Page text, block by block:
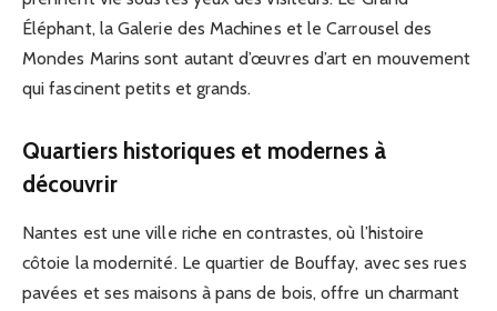
Éléphant, la Galerie des Machines et le Carrousel des
Mondes Marins sont autant d’œuvres d’art en mouvement
qui fascinent petits et grands.
Quartiers historiques et modernes à
découvrir
Nantes est une ville riche en contrastes, où l’histoire
côtoie la modernité. Le quartier de Bouffay, avec ses rues
pavées et ses maisons à pans de bois, offre un charmant